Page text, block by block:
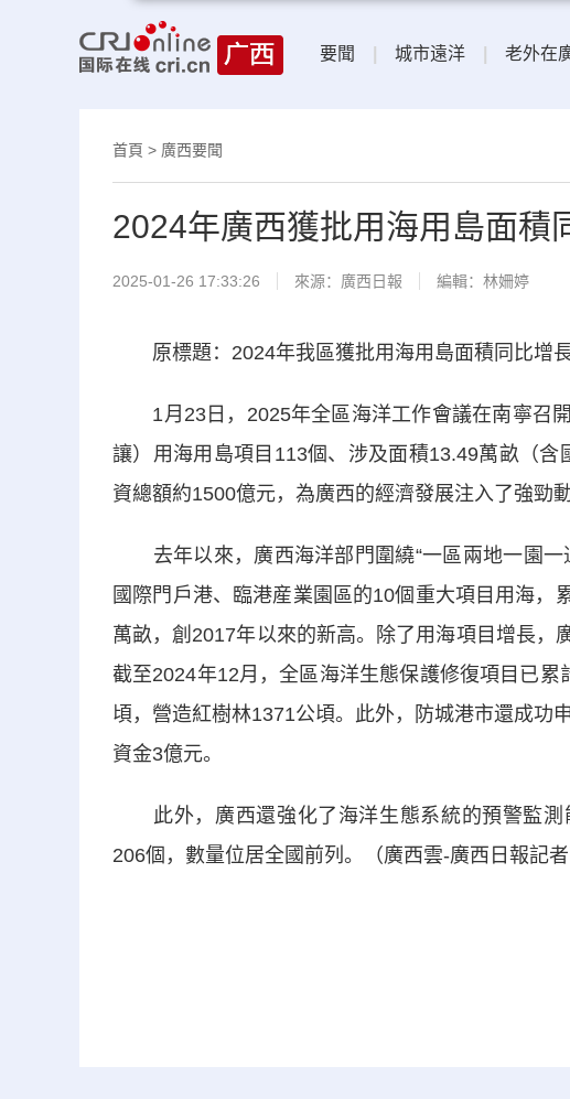
要聞 城市遠洋 老外在
首頁 > 廣西要聞
2024年廣西獲批用海用島面積
2025-01-26 17:33:26 來源： 廣西日報 編輯：林姍婷
原標題：2024年我區獲批用海用島面積同比增
1月23日，2025年全區海洋工作會議在南寧召
讓）用海用島項目113個、涉及面積13.49萬畝（
資總額約1500億元，為廣西的經濟發展注入了強勁動
去年以來，廣西海洋部門圍繞“一區兩地一園一
國際門戶港、臨港産業園區的10個重大項目用海
萬畝，創2017年以來的新高。除了用海項目增長，
截至2024年12月，全區海洋生態保護修復項目已
頃，營造紅樹林1371公頃。此外，防城港市還成功
資金3億元。
此外，廣西還強化了海洋生態系統的預警監測
206個，數量位居全國前列。（廣西雲-廣西日報記者